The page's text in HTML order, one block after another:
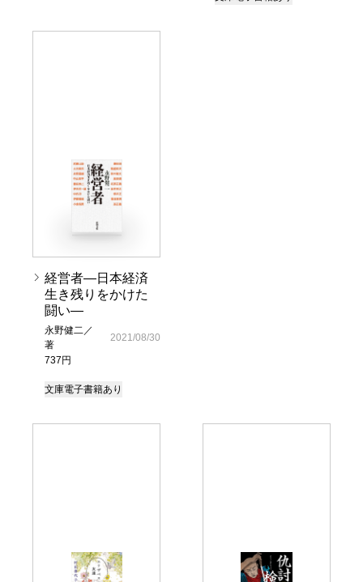
経営者―日本経済
生き残りをかけた
闘い―
永野健二／
著
737円
2021/08/30
文庫電子書籍あり